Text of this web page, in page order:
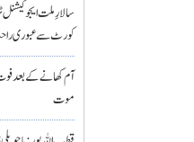
سالارِ ملت ایجوکیشنل
کورٹ سے عبوری
آم کھانے کے بعد
موت